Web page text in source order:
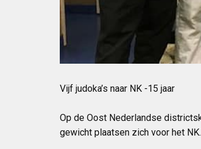
Vijf judoka’s naar NK -15 jaar
Op de Oost Nederlandse
gewicht plaatsen zich voor het NK.